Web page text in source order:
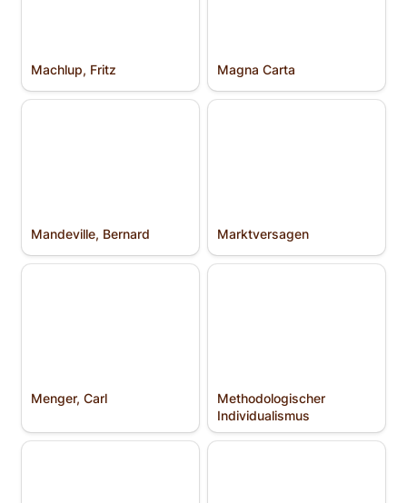
Machlup, Fritz Magna Carta
Mandeville, Bernard
Mandeville, Bernard
Markt­versagen
Markt­versagen
Menger, Carl
Menger, Carl
Methodologischer
Methodologischer
Individualismus
Migration Mill, John Stuart